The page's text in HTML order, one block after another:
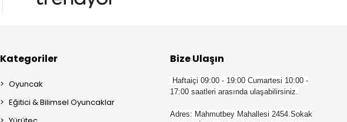
Kategoriler
Oyuncak
Eğitici & Bilimsel Oyuncaklar
Bize Ulaşın
Haftaiçi 09:00 - 19:00 Cumartesi 10:00 -
17:00 saatleri arasında ulaşabilirsiniz.
Adres: Mahmutbey Mahallesi 2454.Sokak